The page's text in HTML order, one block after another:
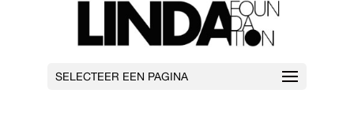
SELECTEER EEN PAGINA